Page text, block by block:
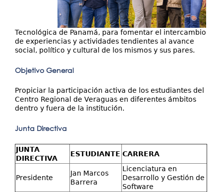
Tecnológica de Panamá, para fomentar el intercambio
de experiencias y actividades tendientes al avance
social, político y cultural de los mismos y sus pares.
Objetivo General
Propiciar la participación activa de los estudiantes del
Centro Regional de Veraguas en diferentes ámbitos
dentro y fuera de la institución.
Junta Directiva
JUNTA
DIRECTIVA
ESTUDIANTE CARRERA
Presidente
Jan Marcos
Barrera
Licenciatura en
Desarrollo y Gestión de
Software